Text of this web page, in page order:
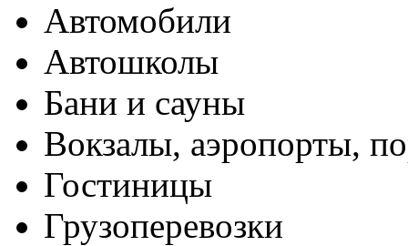
Автомобили
Автошколы
Бани и сауны
Вокзалы, аэропорты,
Гостиницы
Грузоперевозки